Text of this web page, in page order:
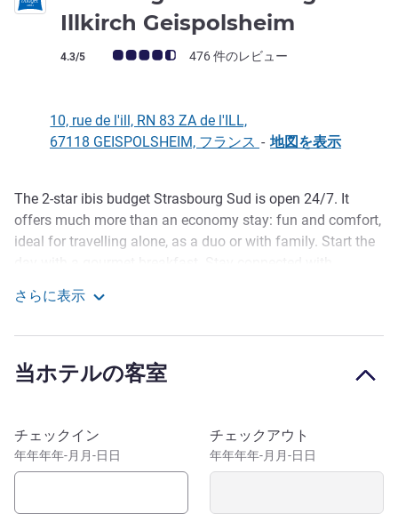
Illkirch Geispolsheim
お客さまの声 (確認済みレビュー アコーホテルズ)
4.3/5 476 件のレビュー
10, rue de l'ill, RN 83 ZA de l'ILL,
67118 GEISPOLSHEIM, フランス - 地図を表示
説明
The 2-star ibis budget Strasbourg Sud is open 24/7. It
offers much more than an economy stay: fun and comfort,
ideal for travelling alone, as a duo or with family. Start the
unlimited WIFI. A large free and secure car park is
available. Enjoy our lively communal areas, with a TV
Benefit from our outdoor oasis with swimming pool, boules
relaxation and fun games. Peckish? Thirsty? Buy a sweet
or savory treat from our bar or grocery store. Tram park-
and-ride less than 10 mins from the hotel; 15 min-ride to
さらに表示
当ホテルの客室
このホテルを予約
チェックイン
年年年年-月月-日日
チェックアウト
年年年年-月月-日日